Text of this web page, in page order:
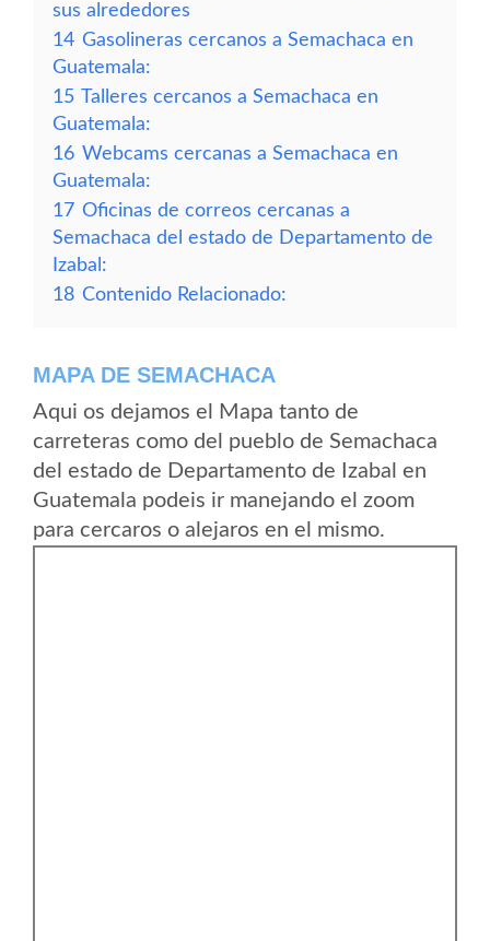
sus alrededores
14 Gasolineras cercanos a Semachaca en
Guatemala:
15 Talleres cercanos a Semachaca en
Guatemala:
16 Webcams cercanas a Semachaca en
Guatemala:
17 Oficinas de correos cercanas a
Semachaca del estado de Departamento de
Izabal:
18 Contenido Relacionado:
MAPA DE SEMACHACA
Aqui os dejamos el Mapa tanto de
carreteras como del pueblo de Semachaca
del estado de Departamento de Izabal en
Guatemala podeis ir manejando el zoom
para cercaros o alejaros en el mismo.